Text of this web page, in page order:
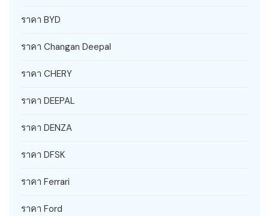
ราคา BYD
ราคา Changan Deepal
ราคา CHERY
ราคา DEEPAL
ราคา DENZA
ราคา DFSK
ราคา Ferrari
ราคา Ford